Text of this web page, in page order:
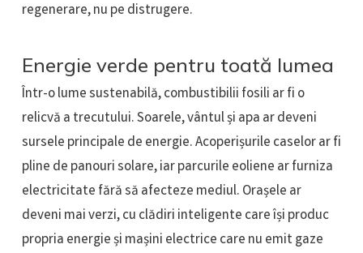
regenerare, nu pe distrugere.
Energie verde pentru toată lumea
Într-o lume sustenabilă, combustibilii fosili ar fi o
relicvă a trecutului. Soarele, vântul și apa ar deveni
sursele principale de energie. Acoperișurile caselor ar fi
pline de panouri solare, iar parcurile eoliene ar furniza
electricitate fără să afecteze mediul. Orașele ar
deveni mai verzi, cu clădiri inteligente care își produc
propria energie și mașini electrice care nu emit gaze